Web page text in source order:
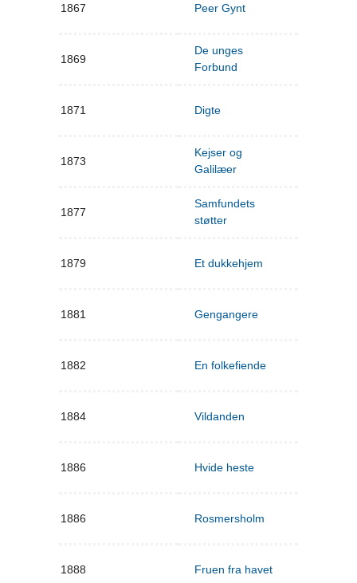
1867 Peer Gynt
1869
De unges
Forbund
1871 Digte
1873
Kejser og
Galilæer
1877
Samfundets
støtter
1879 Et dukkehjem
1881 Gengangere
1882 En folkefiende
1884 Vildanden
1886 Hvide heste
1886 Rosmersholm
1888 Fruen fra havet